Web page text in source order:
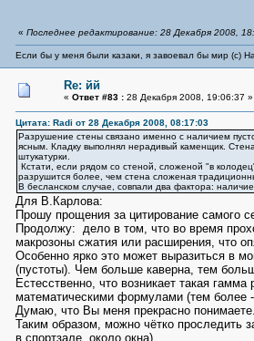
« Последнее редактирование: 28 Декабря 2008,
Если бы у меня были казаки, я завоевал бы мир (с)
Re: йй
« Ответ #83 :28 Декабря 2008, 19:06:37 »
Цитата: Radi от 28 Декабря 2008, 08:17:03
Разрушение стены связано именно с наличием
ясным. Кладку выполнял нерадивый каменщик.
штукатурки.
Кстати, если рядом со стеной, сложеной "в
разрушится более, чем стена сложеная
В бесланском случае, совпали два фактора:
Для В.Карлова:
Прошу прощения за цитирование самого
Продолжу: дело в том, что во время
макрозоны сжатия или расширения, что
Особенно ярко это может выразиться в
(пустоты). Чем больше каверна, тем
Естесственно, что возникает такая
математическими формулами (тем более
Думаю, что Вы меня прекрасно
Таким образом, можно чётко проследить
в спортзале, около окна).